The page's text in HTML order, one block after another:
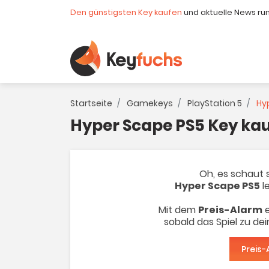
Den günstigsten Key kaufen und aktuelle News
Startseite Gamekeys PlayStation 5
Hyper Scape PS5 Key
Oh, es schaut
Hyper Scape PS5
Mit dem Preis-Alarm
sobald das Spiel zu